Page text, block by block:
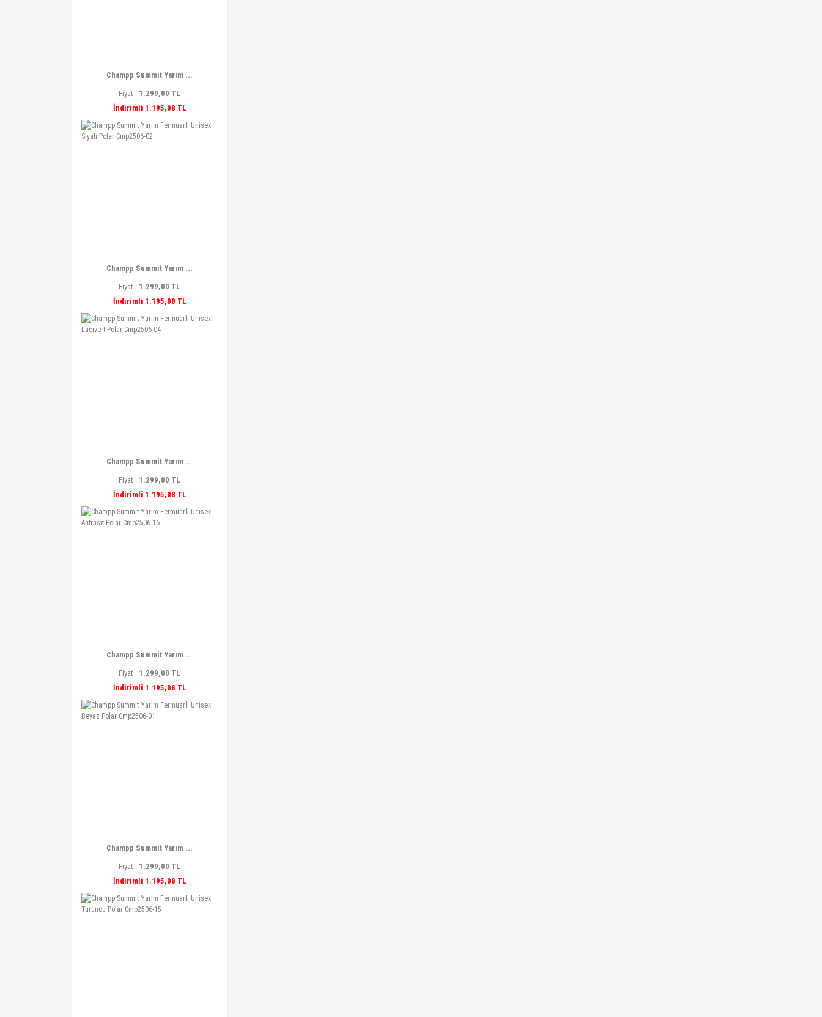
Champp Summit Yarım ...
Fiyat : 1.299,00 TL
İndirimli 1.195,08 TL
Champp Summit Yarım ...
Fiyat : 1.299,00 TL
İndirimli 1.195,08 TL
Champp Summit Yarım ...
Fiyat : 1.299,00 TL
İndirimli 1.195,08 TL
Champp Summit Yarım ...
Fiyat : 1.299,00 TL
İndirimli 1.195,08 TL
Champp Summit Yarım ...
Fiyat : 1.299,00 TL
İndirimli 1.195,08 TL